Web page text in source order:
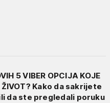
5 VIBER OPCIJA KOJE
ŽIVOT? Kako da sakrijete
da ste pregledali poruku